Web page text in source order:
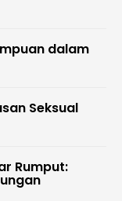
dalam
Seksual
Rumput: